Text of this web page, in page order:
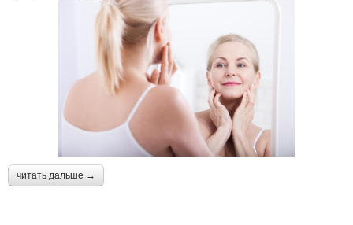
читать дальше →